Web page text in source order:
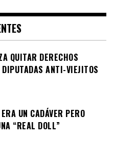
QUITAR DERECHOS
ANTI-VIEJITOS
UN CADÁVER PERO
“REAL DOLL”